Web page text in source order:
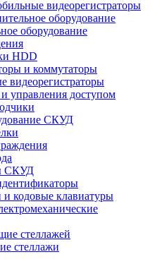
видеорегистраторы
оборудование
оборудование
HDD
и коммутаторы
видеорегистраторы
управления доступом
СКУД
СКУД
кодовые клавиатуры
стеллажей
стеллажи